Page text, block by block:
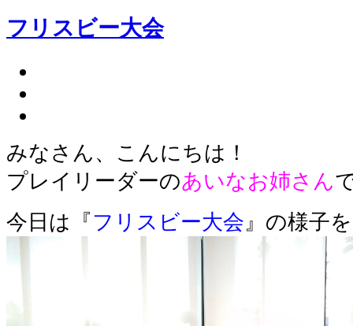
フリスビー大会
みなさん、こんにちは！
プレイリーダーのあいなお姉さん
今日は『フリスビー大会 』の様子